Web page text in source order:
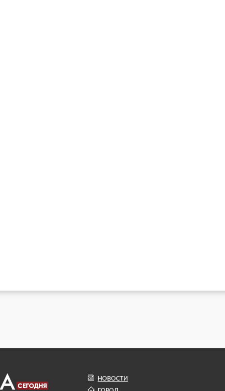
НОВОСТИ